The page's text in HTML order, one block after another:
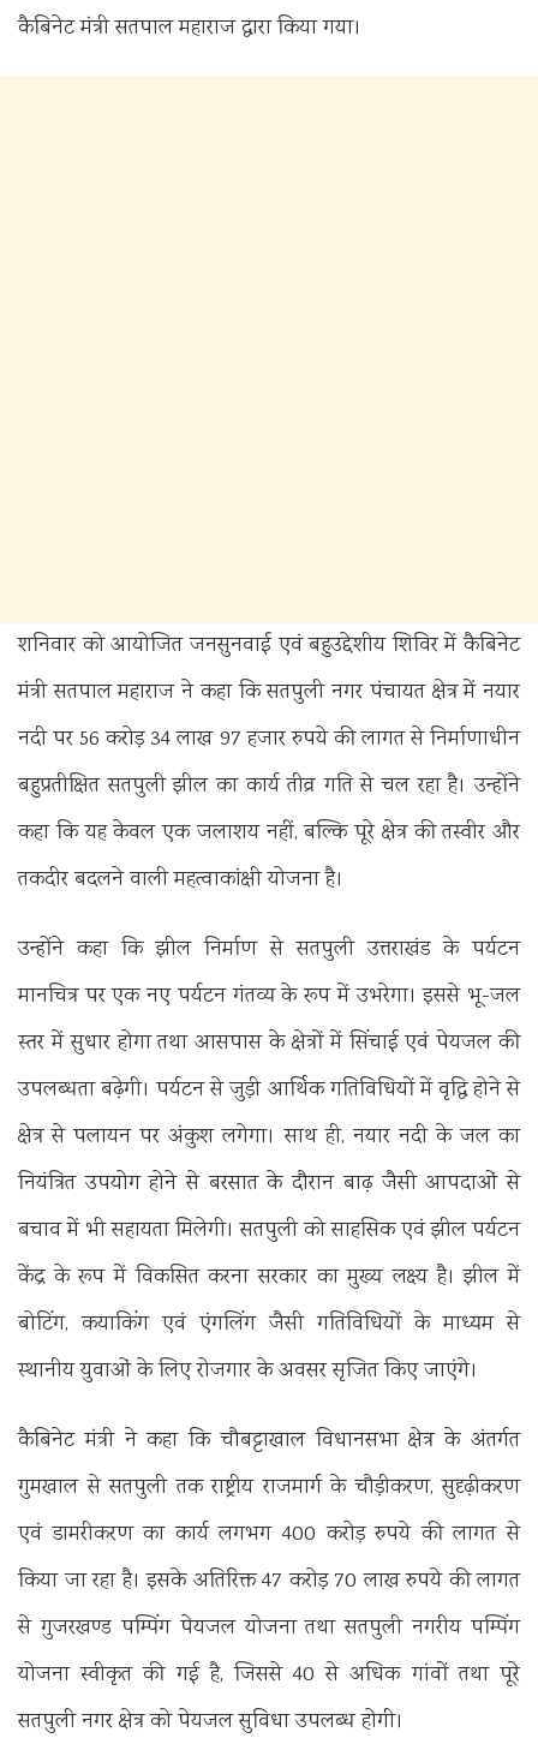
कैबिनेट मंत्री सतपाल महाराज द्वारा किया गया।
शनिवार को आयोजित जनसुनवाई एवं बहुउद्देशीय शिविर में कैबिनेट
मंत्री सतपाल महाराज ने कहा कि सतपुली नगर पंचायत क्षेत्र में नयार
नदी पर 56 करोड़ 34 लाख 97 हजार रुपये की लागत से निर्माणाधीन
बहुप्रतीक्षित सतपुली झील का कार्य तीव्र गति से चल रहा है। उन्होंने
कहा कि यह केवल एक जलाशय नहीं, बल्कि पूरे क्षेत्र की तस्वीर और
तकदीर बदलने वाली महत्वाकांक्षी योजना है।
उन्होंने कहा कि झील निर्माण से सतपुली उत्तराखंड के पर्यटन
मानचित्र पर एक नए पर्यटन गंतव्य के रूप में उभरेगा। इससे भू-जल
स्तर में सुधार होगा तथा आसपास के क्षेत्रों में सिंचाई एवं पेयजल की
उपलब्धता बढ़ेगी। पर्यटन से जुड़ी आर्थिक गतिविधियों में वृद्धि होने से
क्षेत्र से पलायन पर अंकुश लगेगा। साथ ही, नयार नदी के जल का
नियंत्रित उपयोग होने से बरसात के दौरान बाढ़ जैसी आपदाओं से
बचाव में भी सहायता मिलेगी। सतपुली को साहसिक एवं झील पर्यटन
केंद्र के रूप में विकसित करना सरकार का मुख्य लक्ष्य है। झील में
बोटिंग, कयाकिंग एवं एंगलिंग जैसी गतिविधियों के माध्यम से
स्थानीय युवाओं के लिए रोजगार के अवसर सृजित किए जाएंगे।
कैबिनेट मंत्री ने कहा कि चौबट्टाखाल विधानसभा क्षेत्र के अंतर्गत
गुमखाल से सतपुली तक राष्ट्रीय राजमार्ग के चौड़ीकरण, सुदृढ़ीकरण
एवं डामरीकरण का कार्य लगभग 400 करोड़ रुपये की लागत से
किया जा रहा है। इसके अतिरिक्त 47 करोड़ 70 लाख रुपये की लागत
से गुजरखण्ड पम्पिंग पेयजल योजना तथा सतपुली नगरीय पम्पिंग
योजना स्वीकृत की गई है, जिससे 40 से अधिक गांवों तथा पूरे
सतपुली नगर क्षेत्र को पेयजल सुविधा उपलब्ध होगी।